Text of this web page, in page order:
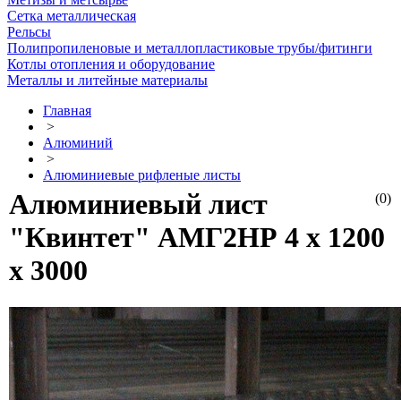
Сетка металлическая
Рельсы
Полипропиленовые и металлопластиковые трубы/фитинги
Котлы отопления и оборудование
Металлы и литейные материалы
Главная
>
Алюминий
>
Алюминиевые рифленые листы
(0)
Алюминиевый лист
"Квинтет" АМГ2НР 4 х 1200
х 3000